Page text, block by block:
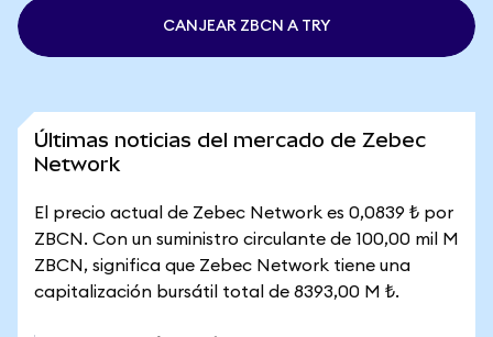
CANJEAR ZBCN A TRY
Últimas noticias del mercado de Zebec
Network
El precio actual de Zebec Network es 0,0839 ₺ por
ZBCN. Con un suministro circulante de 100,00 mil M
ZBCN, significa que Zebec Network tiene una
capitalización bursátil total de 8393,00 M ₺.